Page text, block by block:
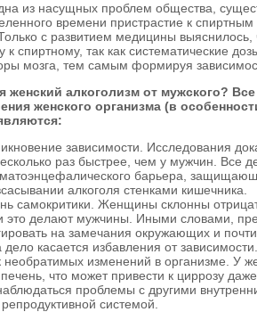
из насущных проблем общества,
времени пристрастие к
с развитием медицины выяснилось,
к спиртному, так как систематические
мозга, тем самым формируя
женский алкоголизм от мужского?
женского организма (в
зависимости. Исследования
раз быстрее, чем у мужчин. Все
барьера,
алкоголя стенками кишечника.
самокритики. Женщины склонны
делают мужчины. Иными словами,
на замечания окружающих и
дело касается избавления от зависимости.
необратимых изменений в организме. У
что может привести к циррозу
проблемы с другими
системой.